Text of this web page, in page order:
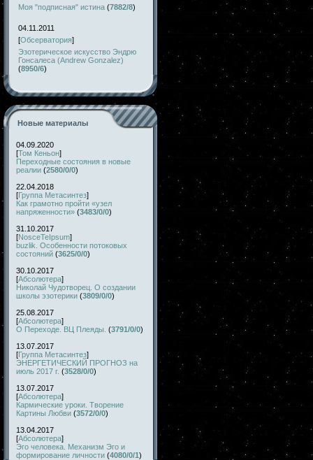
Моя "подписная" истина (7882/8)
04.11.2011
[Обсерватория]
Эзотерическое искусство Эндрю
Гонсалеса (Andrew Gonzalez)
(8950/6)
Новые материалы
04.09.2020
[Том Кеньон]
Переходные состояния в новые
реалии (2580/0/0)
22.04.2018
[Группа Метасинтез]
Как грамотно пройти «узел
напряженности» (3483/0/0)
31.10.2017
[NosceTeIpsum]
buzlik. Особенности потоковых
состояний (3625/0/0)
30.10.2017
[Абсолютера]
Николай Чудотворец. О создании
школы эзотерики (3809/0/0)
25.08.2017
[Абсолютера]
О Переходе. ВЦ Плеяды. (3791/0/0)
13.07.2017
[Группа Метасинтез]
ЭНЕРГЕТИЧЕСКИЙ ПРОГНОЗ на
июль 2017 г. (3528/0/0)
13.07.2017
[Абсолютера]
Кармические уроки. Творение
Картины Любви (3572/0/0)
13.04.2017
[Абсолютера]
Эго человека. Механизм Эго и
формирование личности (4080/0/1)